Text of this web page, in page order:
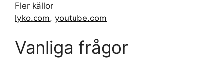
Fler källor
lyko.com, youtube.com
Vanliga frågor